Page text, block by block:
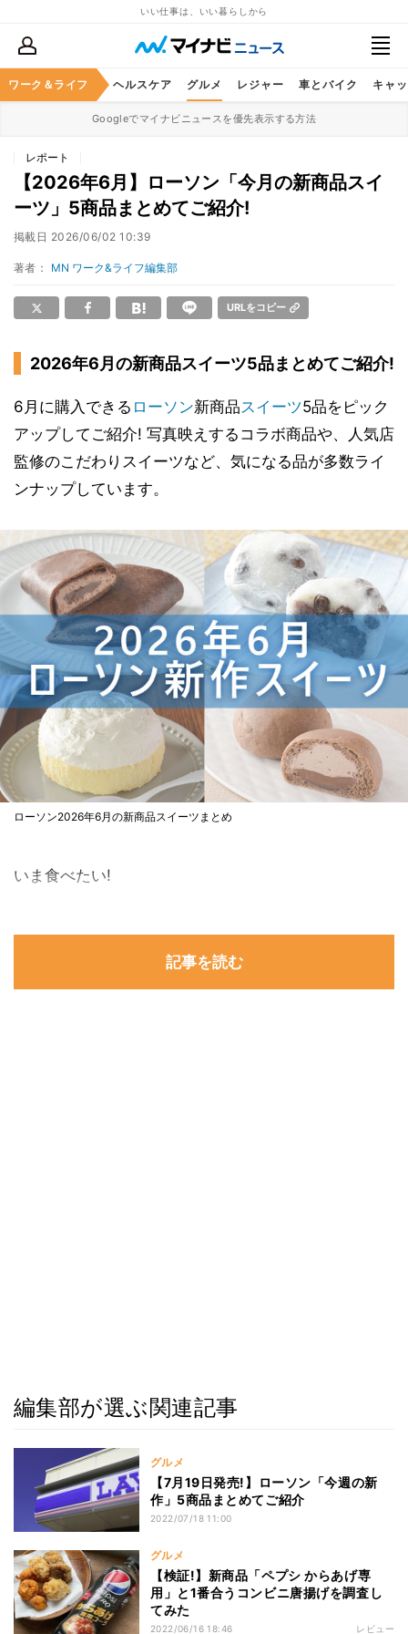
いい仕事は、いい暮らしから
ワーク＆ライフ
マネー 暮らし ヘルスケア グルメ レジャー 車とバイク キャ
Googleでマイナビニュースを優先表示する方法
レポート
【2026年6月】ローソン「今月の新商品スイ
ーツ」5商品まとめてご紹介!
掲載日 2026/06/02 10:39
著者： MN ワーク&ライフ編集部
URLをコピー
2026年6月の新商品スイーツ5品まとめてご紹介!
6月に購入できる ローソン新商品スイーツ5品をピック
アップしてご紹介! 写真映えするコラボ商品や、人気店
監修のこだわりスイーツなど、気になる品が多数ライ
ンナップしています。
ローソン2026年6月の新商品スイーツまとめ
いま食べたい!
記事を読む
編集部が選ぶ関連記事
グルメ
【7月19日発売!】ローソン「今週の新
作」5商品まとめてご紹介
2022/07/18 11:00
グルメ
【検証!】新商品「ペプシ からあげ専
用」と1番合うコンビニ唐揚げを調査し
てみた
2022/06/16 18:46 レビュー